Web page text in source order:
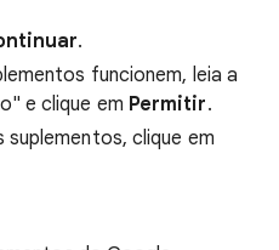
.
funcionem, leia a
e clique em Permitir.
clique em